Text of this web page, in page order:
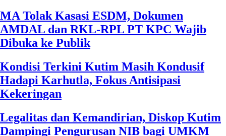
MA Tolak Kasasi ESDM, Dokumen
AMDAL dan RKL-RPL PT KPC Wajib
Dibuka ke Publik
Kondisi Terkini Kutim Masih Kondusif
Hadapi Karhutla, Fokus Antisipasi
Kekeringan
Legalitas dan Kemandirian, Diskop Kutim
Dampingi Pengurusan NIB bagi UMKM